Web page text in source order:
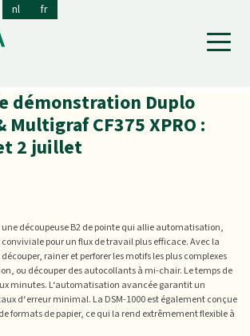
nl fr
démonstration Duplo
Multigraf CF375 XPRO :
2 juillet
découpeuse B2 de pointe qui allie automatisation,
pour un flux de travail plus efficace. Avec la
rainer et perforer les motifs les plus complexes
ou découper des autocollants à mi-chair. Le temps de
minutes. L‘automatisation avancée garantit un
d‘erreur minimal. La DSM-1000 est également conçue
formats de papier, ce qui la rend extrêmement flexible à